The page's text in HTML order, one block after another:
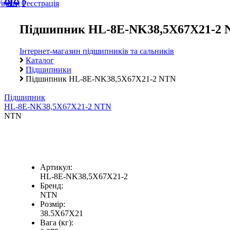
0
Реєстрація
Підшипник HL-8E-NK38,5X67X21-2
Інтернет-магазин підшипників та сальників
Каталог
Підшипники
Підшипник HL-8E-NK38,5X67X21-2 NTN
Підшипник
HL-8E-NK38,5X67X21-2 NTN
NTN
Артикул:
HL-8E-NK38,5X67X21-2
Бренд:
NTN
Розмір:
38.5X67X21
Вага (кг):